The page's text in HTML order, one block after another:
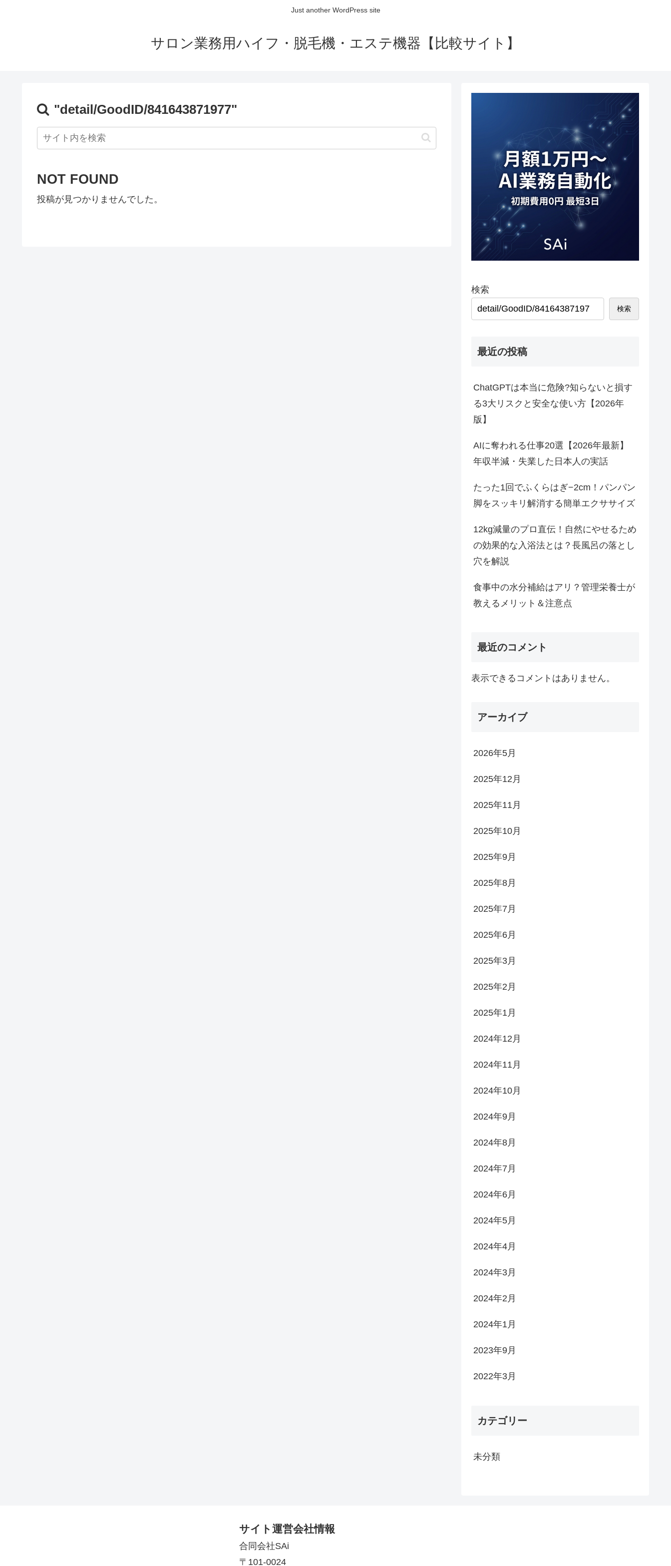
Just another WordPress site
サロン業務用ハイフ・脱毛機・エステ機器【比較サイト】
"detail/GoodID/841643871977"
NOT FOUND
投稿が見つかりませんでした。
検索
検索
最近の投稿
ChatGPTは本当に危険?知らないと損す
る3大リスクと安全な使い方【2026年
版】
AIに奪われる仕事20選【2026年最新】
年収半減・失業した日本人の実話
たった1回でふくらはぎ−2cm！パンパン
脚をスッキリ解消する簡単エクササイズ
12kg減量のプロ直伝！自然にやせるため
の効果的な入浴法とは？長風呂の落とし
穴を解説
食事中の水分補給はアリ？管理栄養士が
教えるメリット＆注意点
最近のコメント
表示できるコメントはありません。
アーカイブ
2026年5月
2025年12月
2025年11月
2025年10月
2025年9月
2025年8月
2025年7月
2025年6月
2025年3月
2025年2月
2025年1月
2024年12月
2024年11月
2024年10月
2024年9月
2024年8月
2024年7月
2024年6月
2024年5月
2024年4月
2024年3月
2024年2月
2024年1月
2023年9月
2022年3月
カテゴリー
未分類
サイト運営会社情報
合同会社SAi
〒101-0024